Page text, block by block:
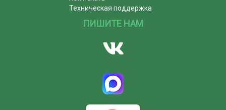
Техническая поддержка
ПИШИТЕ НАМ